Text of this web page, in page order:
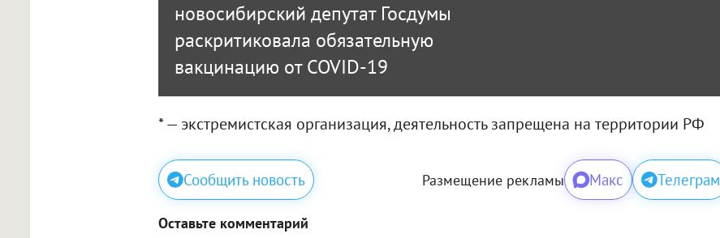
новосибирский депутат Госдумы
раскритиковала обязательную
вакцинацию от COVID-19
* — экстремистская организация, деятельность запрещена на территории РФ
Сообщить новость Размещение рекламы Макс Телеграм
Оставьте комментарий